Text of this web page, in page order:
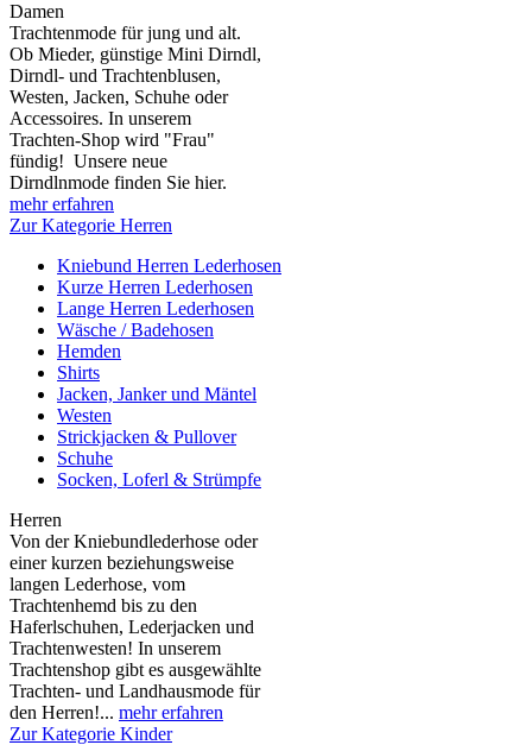
Damen
Trachtenmode für jung und alt.
Ob Mieder, günstige Mini Dirndl,
Dirndl- und Trachtenblusen,
Westen, Jacken, Schuhe oder
Accessoires. In unserem
Trachten-Shop wird "Frau"
fündig! Unsere neue
Dirndlnmode finden Sie hier.
mehr erfahren
Zur Kategorie Herren
Kniebund Herren Lederhosen
Kurze Herren Lederhosen
Lange Herren Lederhosen
Wäsche / Badehosen
Hemden
Shirts
Jacken, Janker und Mäntel
Westen
Strickjacken & Pullover
Schuhe
Socken, Loferl & Strümpfe
Herren
Von der Kniebundlederhose oder
einer kurzen beziehungsweise
langen Lederhose, vom
Trachtenhemd bis zu den
Haferlschuhen, Lederjacken und
Trachtenwesten! In unserem
Trachtenshop gibt es ausgewählte
Trachten- und Landhausmode für
den Herren!... mehr erfahren
Zur Kategorie Kinder